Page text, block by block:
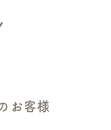
お客様